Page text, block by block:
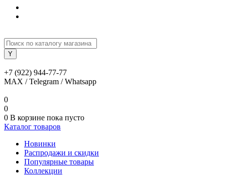
+7 (922) 944-77-77
MAX / Telegram / Whatsapp
0
0
0 В корзине пока пусто
Каталог товаров
Новинки
Распродажи и скидки
Популярные товары
Коллекции